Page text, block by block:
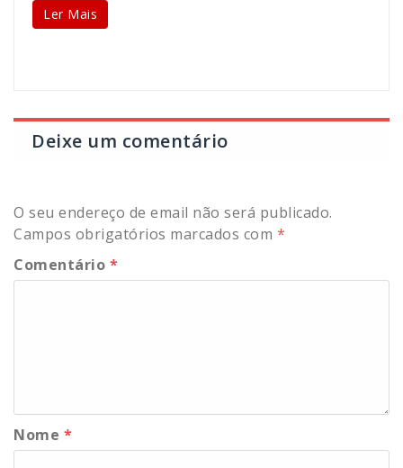
Ler Mais
Deixe um comentário
O seu endereço de email não será publicado.
Campos obrigatórios marcados com *
Comentário *
Nome *